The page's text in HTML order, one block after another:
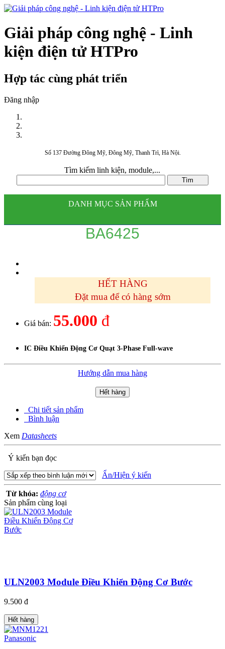
Giải pháp công nghệ - Linh
kiện điện tử HTPro
Hợp tác cùng phát triển
Đăng nhập
Số 137 Đường Đông Mỹ, Đông Mỹ, Thanh Trì, Hà Nội.
Tìm kiếm linh kiện, module,...
DANH MỤC SẢN PHẨM
BA6425
HẾT HÀNG
Đặt mua để có hàng sớm
Giá bán: 55.000 đ
IC Điều Khiển Động Cơ Quạt 3-Phase Full-wave
Hướng dẫn mua hàng
Hết hàng
Chi tiết sản phẩm
Bình luận
Xem Datasheets
Ý kiến bạn đọc
Ẩn/Hiện ý kiến
Từ khóa: động cơ
Sản phẩm cùng loại
ULN2003 Module Điều Khiển Động Cơ Bước
9.500 đ
Hết hàng